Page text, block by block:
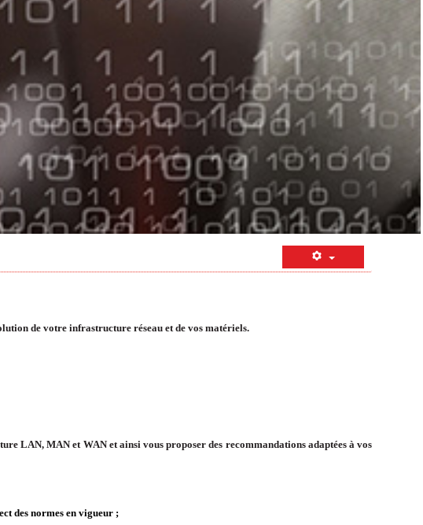
de votre infrastructure réseau et de vos matériels.
LAN, MAN et WAN et ainsi vous proposer des recommandations adaptées à vos
des normes en vigueur ;